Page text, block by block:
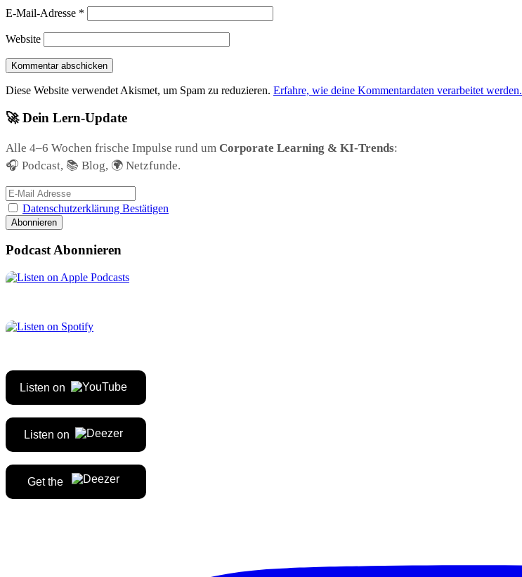
E-Mail-Adresse *
Website
Diese Website verwendet Akismet, um Spam zu reduzieren. Erfahre, wie deine Kommentardaten verarbeitet werden.
🚀 Dein Lern-Update
Alle 4–6 Wochen frische Impulse rund um Corporate Learning & KI-Trends:
🎧 Podcast, 📚 Blog, 🌍 Netzfunde.
Datenschutzerklärung Bestätigen
Podcast Abonnieren
Listen on
Listen on
Get the